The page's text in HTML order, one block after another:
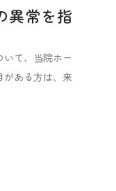
異常を指
て、当院ホー
がある方は、来